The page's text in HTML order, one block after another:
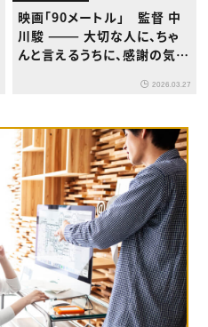
映画「90メートル」 監督 中
川駿 ——— 大切な人に、ちゃ
んと言えるうちに、感謝の気持
2026.03.27